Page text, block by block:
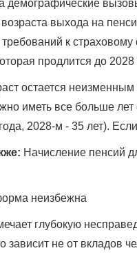
демографические
выхода на
к страховому
продлится до 2028
остается
иметь все больше
2028-м - 35 лет).
Начисление пенсий
неизбежна
глубокую
зависит не от вкладов